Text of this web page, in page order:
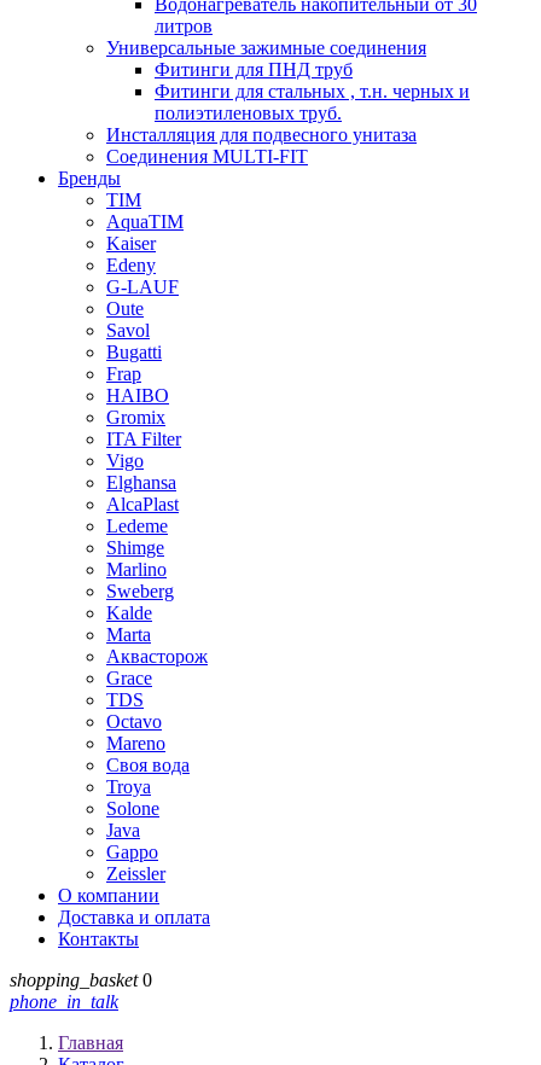
Водонагреватель накопительный от 30
литров
Универсальные зажимные соединения
Фитинги для ПНД труб
Фитинги для стальных , т.н. черных и
полиэтиленовых труб.
Инсталляция для подвесного унитаза
Соединения MULTI-FIT
Бренды
TIM
AquaTIM
Kaiser
Edeny
G-LAUF
Oute
Savol
Bugatti
Frap
HAIBO
Gromix
ITA Filter
Vigo
Elghansa
AlcaPlast
Ledeme
Shimge
Marlino
Sweberg
Kalde
Marta
Аквасторож
Grace
TDS
Octavo
Mareno
Своя вода
Troya
Solone
Java
Gappo
Zeissler
О компании
Доставка и оплата
Контакты
shopping_basket 0
phone_in_talk
Главная